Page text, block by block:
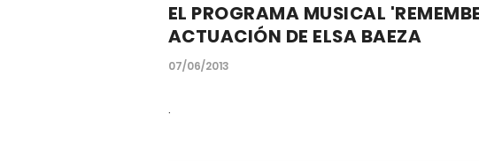
EL PROGRAMA MUSICAL
ACTUACIÓN DE ELSA BAEZA
07/06/2013
.